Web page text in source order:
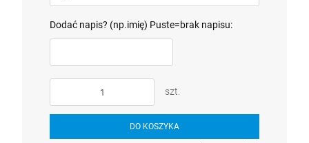
Dodać napis? (np.imię) Puste=brak napisu:
szt.
DO KOSZYKA